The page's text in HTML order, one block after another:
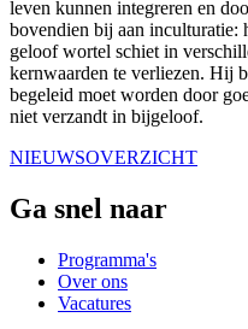
leven kunnen integreren en
bovendien bij aan inculturatie:
geloof wortel schiet in
kernwaarden te verliezen. Hij
begeleid moet worden door
niet verzandt in bijgeloof.
NIEUWSOVERZICHT
Ga snel naar
Programma's
Over ons
Vacatures